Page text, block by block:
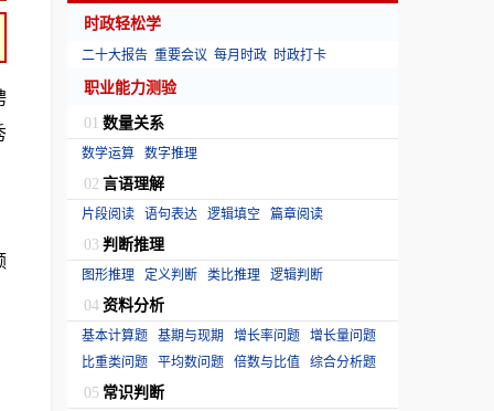
时政轻松学
二十大报告 重要会议 每月时政 时政打卡
职业能力测验
01 数量关系
数学运算 数字推理
02 言语理解
片段阅读 语句表达 逻辑填空 篇章阅读
03 判断推理
图形推理 定义判断 类比推理 逻辑判断
04 资料分析
基本计算题 基期与现期 增长率问题 增长量问题
比重类问题 平均数问题 倍数与比值 综合分析题
05 常识判断